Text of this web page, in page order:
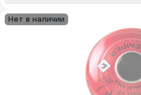
Нет в наличии